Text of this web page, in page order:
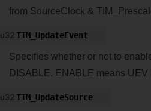
from SourceClock &
u32 TIM_UpdateEvent
Specifies whether or not to
DISABLE. ENABLE means
u32 TIM_UpdateSource